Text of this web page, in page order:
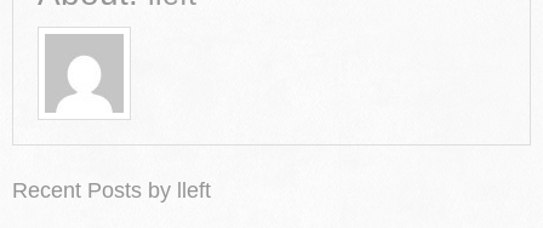
Recent Posts by lleft